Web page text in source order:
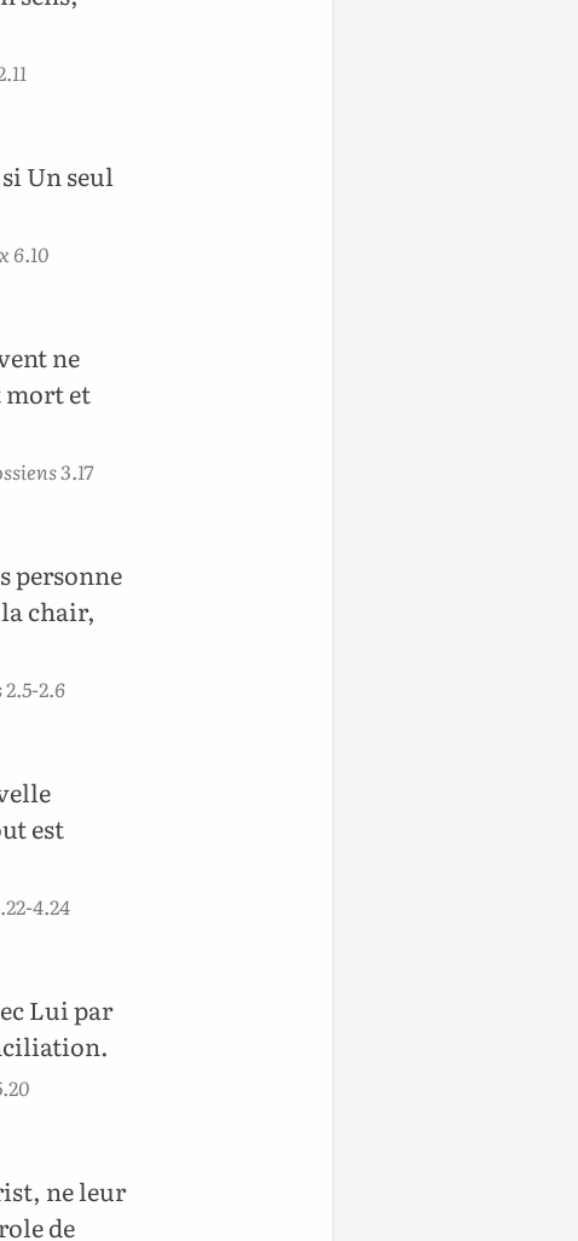
Un seul
6.10
ne
mort et
3.17
personne
chair,
2.5-2.6
est
4.24
Lui par
ne leur
de